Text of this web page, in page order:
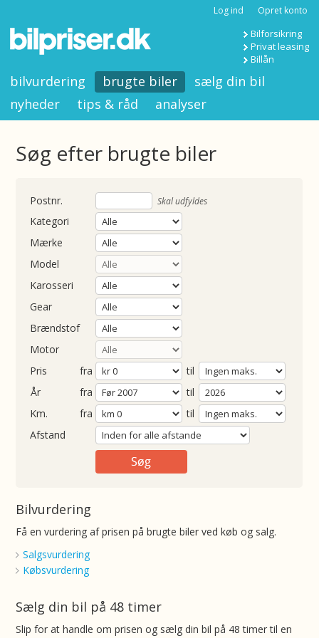
Log ind Opret konto
Bilforsikring
Privat leasing
Billån
bilvurdering brugte biler
sælg din bil
nyheder
tips & råd analyser
Søg efter brugte biler
Skal udfyldes
Kategori
Mærke
Model
Karosseri
Gear
Brændstof
Motor
Pris
fra
til
fra
til
fra
til
Afstand
Bilvurdering
Få en vurdering af prisen på brugte biler ved køb og salg.
Salgsvurdering
Købsvurdering
Sælg din bil på 48 timer
Slip for at handle om prisen og sælg din bil på 48 timer til en